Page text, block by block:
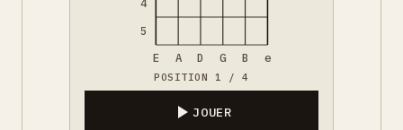
5
E A D G B e
POSITION 1 / 4
JOUER